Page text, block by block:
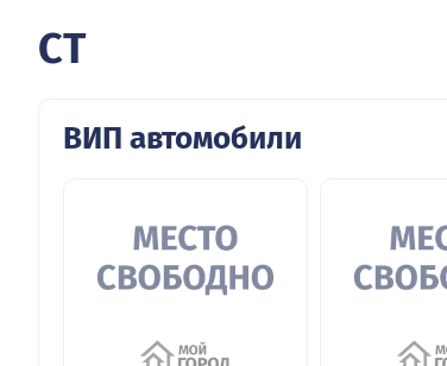
CT
ВИП автомобили